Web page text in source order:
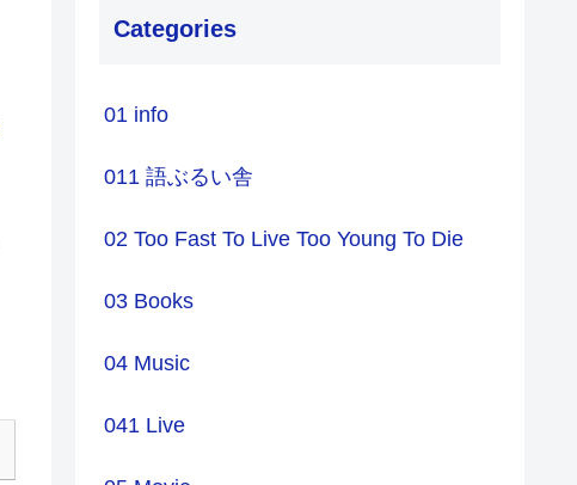
Categories
01 info
011 語ぶるい舎
02 Too Fast To Live Too Young To Die
03 Books
04 Music
041 Live